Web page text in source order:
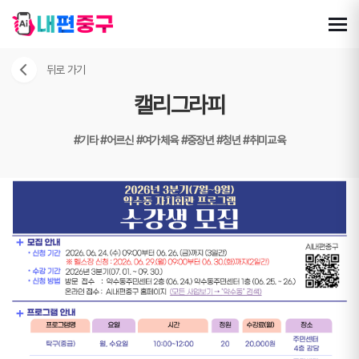
뒤로 가기
캘리그라피
#기타#어르신#여가체육#중장년#청년#취미교육